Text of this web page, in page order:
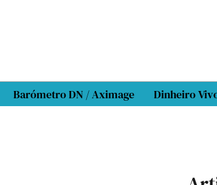
Barómetro DN / Aximage Dinheiro